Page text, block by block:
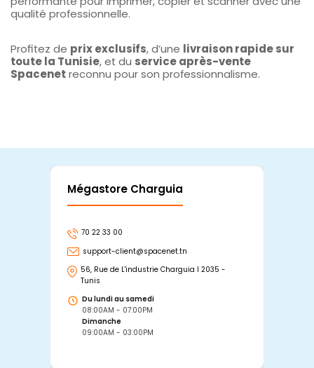
qualité professionnelle.
Profitez de prix exclusifs, d’une livraison rapide sur
toute la Tunisie, et du service après-vente
Spacenetreconnu pour son professionnalisme.
Mégastore Charguia
70 22 33 00
support-client@spacenet.tn
56, Rue de L'industrie Charguia I 2035 -
Tunis
Du lundi au samedi
08:00AM - 07:00PM
Dimanche
09:00AM - 03:00PM